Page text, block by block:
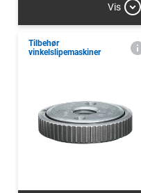
Vis
Tilbehør
vinkelslipemaskiner